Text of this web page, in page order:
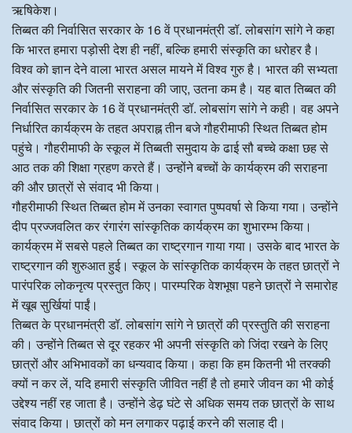
ऋषिकेश।
तिब्बत की निर्वासित सरकार के 16 वें प्रधानमंत्री डॉ. लोबसांग सांगे ने कहा
कि भारत हमारा पड़ोसी देश ही नहीं, बल्कि हमारी संस्कृति का धरोहर है।
विश्व को ज्ञान देने वाला भारत असल मायने में विश्व गुरु है। भारत की सभ्यता
और संस्कृति की जितनी सराहना की जाए, उतना कम है। यह बात तिब्बत की
निर्वासित सरकार के 16 वें प्रधानमंत्री डॉ. लोबसांग सांगे ने कही। वह अपने
निर्धारित कार्यक्रम के तहत अपराह्न तीन बजे गौहरीमाफी स्थित तिब्बत होम
पहुंचे। गौहरीमाफी के स्कूल में तिब्बती समुदाय के ढाई सौ बच्चे कक्षा छह से
आठ तक की शिक्षा ग्रहण करते हैं। उन्होंने बच्चों के कार्यक्रम की सराहना
की और छात्रों से संवाद भी किया।
गौहरीमाफी स्थित तिब्बत होम में उनका स्वागत पुष्पवर्षा से किया गया। उन्होंने
दीप प्रज्जवलित कर रंगारंग सांस्कृतिक कार्यक्रम का शुभारम्भ किया।
कार्यक्रम में सबसे पहले तिब्बत का राष्ट्रगान गाया गया। उसके बाद भारत के
राष्ट्रगान की शुरुआत हुई। स्कूल के सांस्कृतिक कार्यक्रम के तहत छात्रों ने
पारंपरिक लोकनृत्य प्रस्तुत किए। पारम्परिक वेशभूषा पहने छात्रों ने समारोह
में खूब सुर्खियां पाईं।
तिब्बत के प्रधानमंत्री डॉ. लोबसांग सांगे ने छात्रों की प्रस्तुति की सराहना
की। उन्होंने तिब्बत से दूर रहकर भी अपनी संस्कृति को जिंदा रखने के लिए
छात्रों और अभिभावकों का धन्यवाद किया। कहा कि हम कितनी भी तरक्की
क्यों न कर लें, यदि हमारी संस्कृति जीवित नहीं है तो हमारे जीवन का भी कोई
उद्देश्य नहीं रह जाता है। उन्होंने डेढ़ घंटे से अधिक समय तक छात्रों के साथ
संवाद किया। छात्रों को मन लगाकर पढ़ाई करने की सलाह दी।